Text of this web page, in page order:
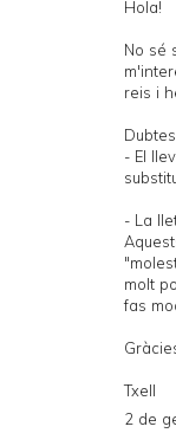
Hola!
No sé
reis i
- El
- La
molt
fas
Txell
2 de